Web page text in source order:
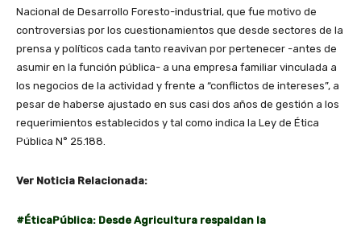
Nacional de Desarrollo Foresto-industrial, que fue motivo de
controversias por los cuestionamientos que desde sectores de la
prensa y políticos cada tanto reavivan por pertenecer -antes de
asumir en la función pública- a una empresa familiar vinculada a
los negocios de la actividad y frente a “conflictos de intereses”, a
pesar de haberse ajustado en sus casi dos años de gestión a los
requerimientos establecidos y tal como indica la Ley de Ética
Pública N° 25.188.
Ver Noticia Relacionada:
#ÉticaPública: Desde Agricultura respaldan la